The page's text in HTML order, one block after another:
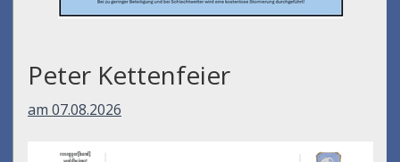
Peter Kettenfeier
am 07.08.2026